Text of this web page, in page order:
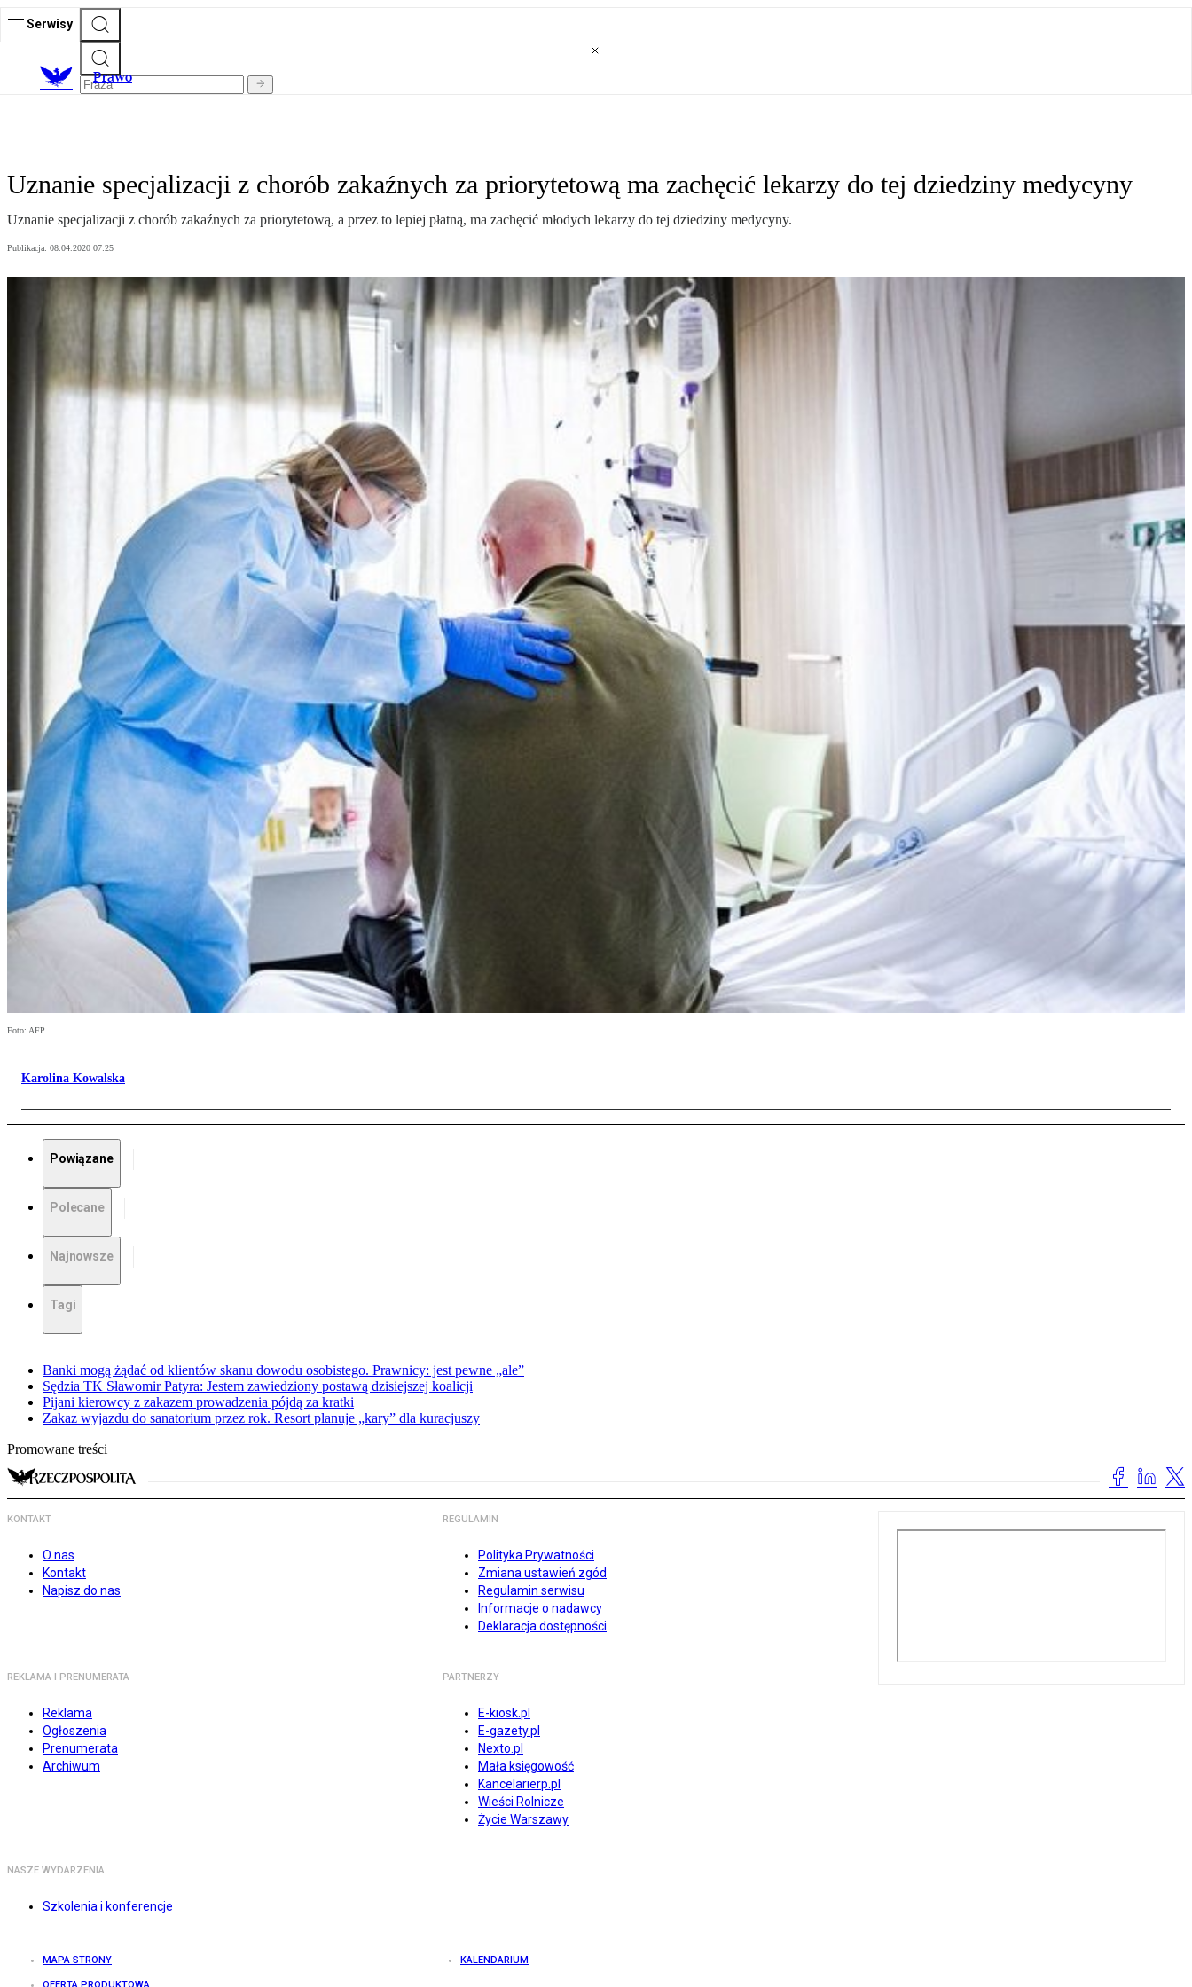
Serwisy
Prawo
Uznanie specjalizacji z chorób zakaźnych za priorytetową ma zachęcić lekarzy do tej dziedziny medycyny
Uznanie specjalizacji z chorób zakaźnych za priorytetową, a przez to lepiej płatną, ma zachęcić młodych lekarzy do tej dziedziny medycyny.
Publikacja: 08.04.2020 07:25
Foto: AFP
Karolina Kowalska
Powiązane
Polecane
Najnowsze
Tagi
Banki mogą żądać od klientów skanu dowodu osobistego. Prawnicy: jest pewne „ale”
Sędzia TK Sławomir Patyra: Jestem zawiedziony postawą dzisiejszej koalicji
Pijani kierowcy z zakazem prowadzenia pójdą za kratki
Zakaz wyjazdu do sanatorium przez rok. Resort planuje „kary” dla kuracjuszy
Promowane treści
KONTAKT
O nas
Kontakt
Napisz do nas
REGULAMIN
Polityka Prywatności
Zmiana ustawień zgód
Regulamin serwisu
Informacje o nadawcy
Deklaracja dostępności
REKLAMA I PRENUMERATA
Reklama
Ogłoszenia
Prenumerata
Archiwum
PARTNERZY
E-kiosk.pl
E-gazety.pl
Nexto.pl
Mała księgowość
Kancelarierp.pl
Wieści Rolnicze
Życie Warszawy
NASZE WYDARZENIA
Szkolenia i konferencje
MAPA STRONY KALENDARIUM